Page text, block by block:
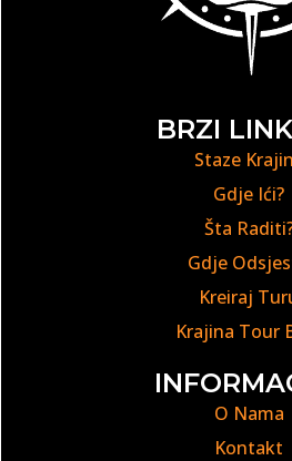
BRZI
Staze
Gdje Ići?
Šta
Gdje
Kreiraj
Krajina Tour
O Nama
Kontakt